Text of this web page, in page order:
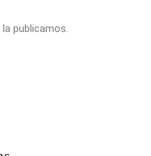
publicamos.